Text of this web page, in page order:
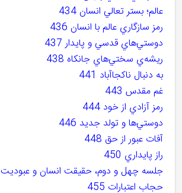
عالم؛ بستر تعالي انسان 434
رمز سازگاري عالم با انسان 436
دوستي‌هاي قدسي و پايدار 437
ريشه‌ي سختي‌هاي جانکاه 438
به دنبال ناکجاآباد 441
غم مقدس 443
رمز آزادي از خود 444
دوستي‌ها و تولد جديد 446
آفات عبور از حق 448
راز پايداري 450
جلسه چهل و دوم، حقيقت انسان و عبوديت 453
حجاب اعتبارات 455